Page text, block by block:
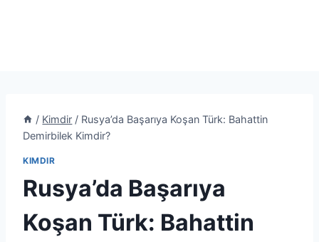
/ Kimdir / Rusya’da Başarıya Koşan Türk: Bahattin
Demirbilek Kimdir?
KIMDIR
Rusya’da Başarıya
Koşan Türk: Bahattin